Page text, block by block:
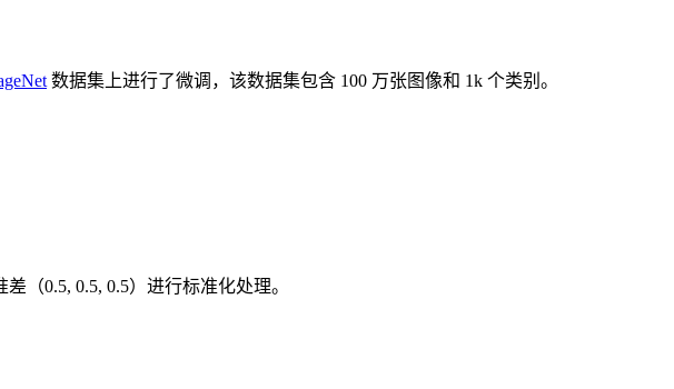
数据集上进行了微调，该数据集包含 100 万张图像和 1k 个类别。
（0.5, 0.5, 0.5）进行标准化处理。